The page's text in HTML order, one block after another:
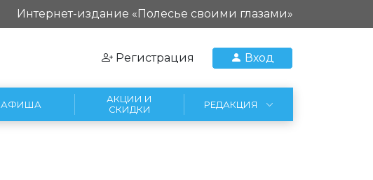
Интернет-издание «Полесье своими глазами»
Регистрация Вход
АФИША
АКЦИИ И
СКИДКИ
РЕДАКЦИЯ